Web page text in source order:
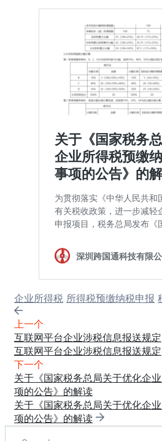
Tags:
企业所得税 所得税预缴纳税申报
上一个
互联网平台企业涉税信息报送规定
互联网平台企业涉税信息报送规定
下一个
关于《国家税务总局关于优化企
项的公告》的解读
关于《国家税务总局关于优化企
项的公告》的解读